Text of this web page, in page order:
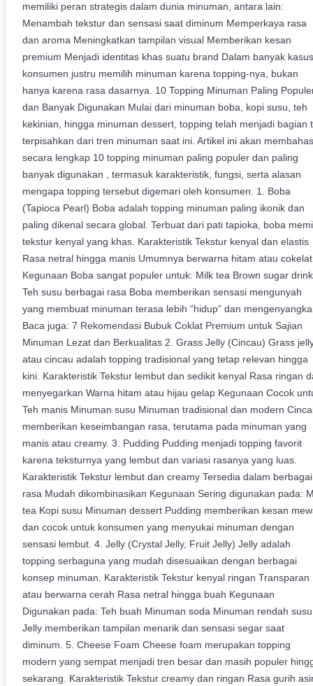
memiliki peran strategis dalam dunia minuman, antara lain:
Menambah tekstur dan sensasi saat diminum Memperkaya rasa
dan aroma Meningkatkan tampilan visual Memberikan kesan
premium Menjadi identitas khas suatu brand Dalam banyak
konsumen justru memilih minuman karena topping-nya, bukan
hanya karena rasa dasarnya. 10 Topping Minuman Paling
dan Banyak Digunakan Mulai dari minuman boba, kopi susu, teh
kekinian, hingga minuman dessert, topping telah menjadi bagian
terpisahkan dari tren minuman saat ini. Artikel ini akan membahas
secara lengkap 10 topping minuman paling populer dan paling
banyak digunakan , termasuk karakteristik, fungsi, serta alasan
mengapa topping tersebut digemari oleh konsumen. 1. Boba
(Tapioca Pearl) Boba adalah topping minuman paling ikonik dan
paling dikenal secara global. Terbuat dari pati tapioka, boba
tekstur kenyal yang khas. Karakteristik Tekstur kenyal dan elastis
Rasa netral hingga manis Umumnya berwarna hitam atau cokelat
Kegunaan Boba sangat populer untuk: Milk tea Brown sugar drink
Teh susu berbagai rasa Boba memberikan sensasi mengunyah
yang membuat minuman terasa lebih “hidup” dan
Baca juga: 7 Rekomendasi Bubuk Coklat Premium untuk Sajian
Minuman Lezat dan Berkualitas 2. Grass Jelly (Cincau) Grass
atau cincau adalah topping tradisional yang tetap relevan hingga
kini. Karakteristik Tekstur lembut dan sedikit kenyal Rasa ringan
menyegarkan Warna hitam atau hijau gelap Kegunaan Cocok
Teh manis Minuman susu Minuman tradisional dan modern
memberikan keseimbangan rasa, terutama pada minuman yang
manis atau creamy. 3. Pudding Pudding menjadi topping favorit
karena teksturnya yang lembut dan variasi rasanya yang luas.
Karakteristik Tekstur lembut dan creamy Tersedia dalam berbagai
rasa Mudah dikombinasikan Kegunaan Sering digunakan pada:
tea Kopi susu Minuman dessert Pudding memberikan kesan
dan cocok untuk konsumen yang menyukai minuman dengan
sensasi lembut. 4. Jelly (Crystal Jelly, Fruit Jelly) Jelly adalah
topping serbaguna yang mudah disesuaikan dengan berbagai
konsep minuman. Karakteristik Tekstur kenyal ringan Transparan
atau berwarna cerah Rasa netral hingga buah Kegunaan
Digunakan pada: Teh buah Minuman soda Minuman rendah susu
Jelly memberikan tampilan menarik dan sensasi segar saat
diminum. 5. Cheese Foam Cheese foam merupakan topping
modern yang sempat menjadi tren besar dan masih populer
sekarang. Karakteristik Tekstur creamy dan ringan Rasa gurih